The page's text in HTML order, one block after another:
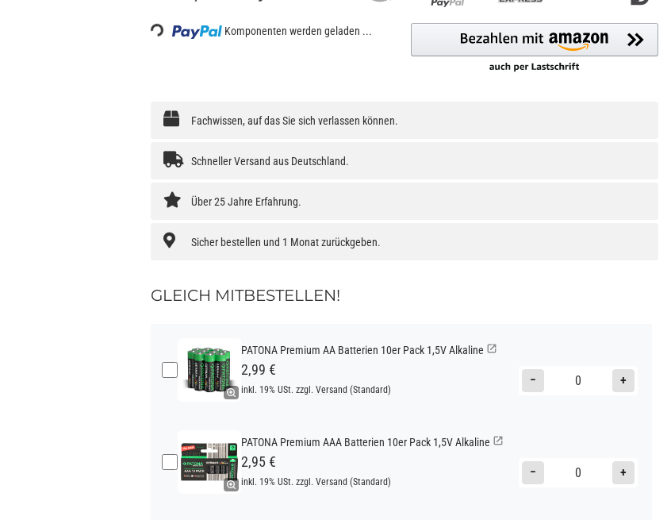
Loading... Komponenten werden geladen ...
Fachwissen, auf das Sie sich verlassen können.
Schneller Versand aus Deutschland.
Über 25 Jahre Erfahrung.
Sicher bestellen und 1 Monat zurückgeben.
GLEICH MITBESTELLEN!
PATONA Premium AA Batterien 10er Pack 1,5V Alkaline
2,99 €
inkl. 19% USt. zzgl. Versand (Standard)
− +
PATONA Premium AAA Batterien 10er Pack 1,5V Alkaline
2,95 €
inkl. 19% USt. zzgl. Versand (Standard)
− +